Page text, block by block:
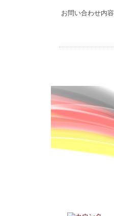
お問い合わせ内容